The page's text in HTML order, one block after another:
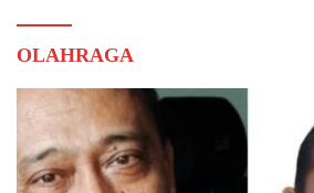
OLAHRAGA